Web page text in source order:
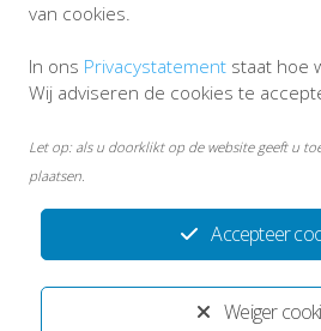
Weiger
Accepteer
van cookies.
In ons Privacystatement staat hoe
Wij adviseren de cookies te
Let op: als u doorklikt op de website geeft u
plaatsen.